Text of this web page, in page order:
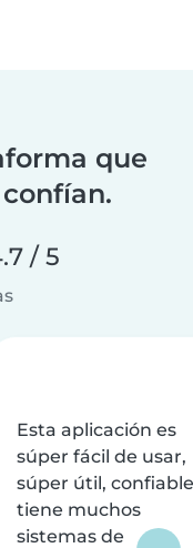
que
/ 5
Esta aplicación es
súper fácil de usar,
súper útil,
tiene muchos
sistemas de